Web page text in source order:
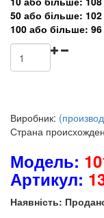
50 або більше: 102
100 або більше: 96
Виробник:
Страна
Модель:
Артикул:
Наявність: